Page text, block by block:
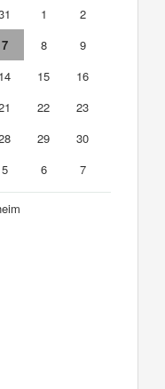
1
2
7 8
9
14 15
16
22
23
29
30
5 6 7